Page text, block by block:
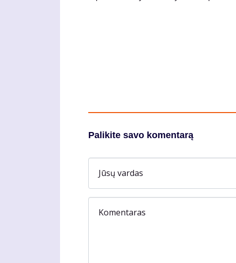
Palikite savo komentarą
Jūsų vardas
Komentaras